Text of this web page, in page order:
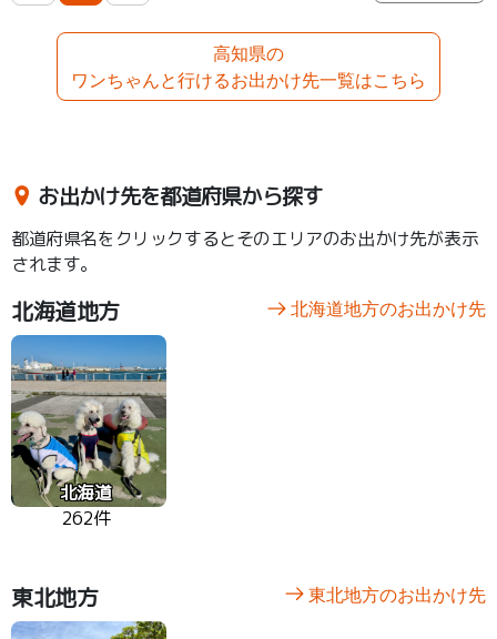
高知県の
ワンちゃんと行けるお出かけ先一覧はこちら
お出かけ先を都道府県から探す
都道府県名をクリックするとそのエリアのお出かけ先が表示
されます。
北海道地方 北海道地方のお出かけ先
北海道
262件
東北地方 東北地方のお出かけ先